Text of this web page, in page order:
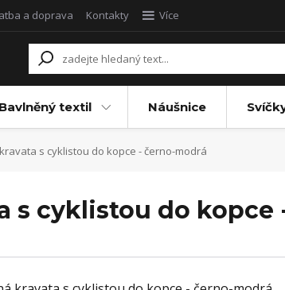
a doprava Kontakty Více
Bavlněný textil Náušnice
s cyklistou do kopce - černo-modrá
s cyklistou do kopce